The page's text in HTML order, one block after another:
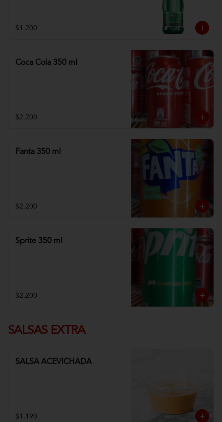
$1.200
Coca Cola 350 ml
$2.200
Fanta 350 ml
$2.200
Sprite 350 ml
$2.200
SALSAS EXTRA
SALSA ACEVICHADA
$1.190